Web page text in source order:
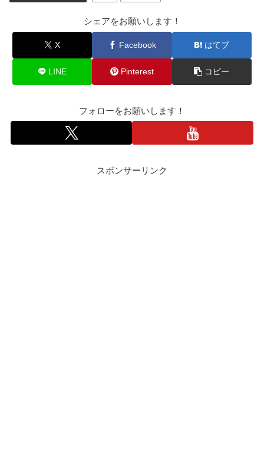
シェアをお願いします！
X Facebook はてブ
LINE Pinterest コピー
フォローをお願いします！
スポンサーリンク